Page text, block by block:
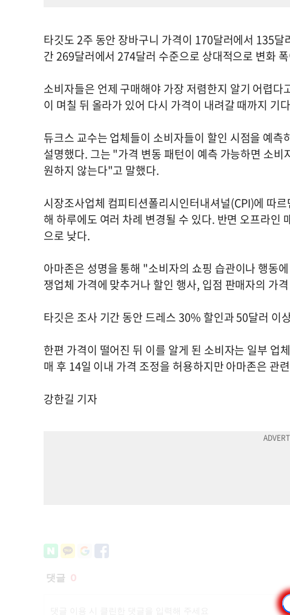
타깃도 2주 동안 장바구니 가격이 170달러에서 135
간 269달러에서 274달러 수준으로 상대적으로 변화
소비자들은 언제 구매해야 가장 저렴한지 알기 어렵
이 며칠 뒤 올라가 있어 다시 가격이 내려갈 때까지 기
듀크스 교수는 업체들이 소비자들이 할인 시점을 예
설명했다. 그는 "가격 변동 패턴이 예측 가능하면 소
원하지 않는다"고 말했다.
시장조사업체 컴피티션폴리시인터내셔널(CPI)에 따
해 하루에도 여러 차례 변경될 수 있다. 반면 오프라인
으로 낮다.
아마존은 성명을 통해 "소비자의 쇼핑 습관이나 행동
쟁업체 가격에 맞추거나 할인 행사, 입점 판매자의 가
타깃은 조사 기간 동안 드레스 30% 할인과 50달러 이
한편 가격이 떨어진 뒤 이를 알게 된 소비자는 일부 업
매 후 14일 이내 가격 조정을 허용하지만 아마존은 관
강한길 기자